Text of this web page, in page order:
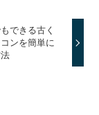
できる古く
ンを簡単に